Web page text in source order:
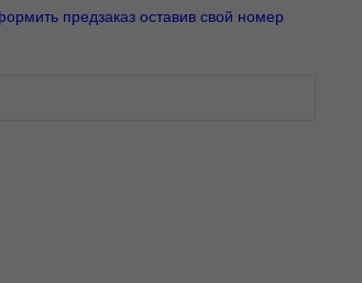
предзаказ оставив свой номер